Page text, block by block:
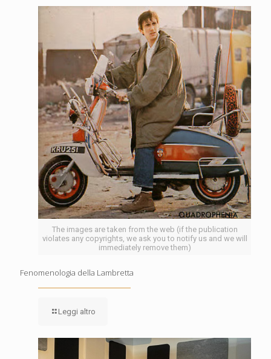
The images are taken from the web (if the publication
violates any copyrights, we ask you to notify us and we will
immediately remove them)
Fenomenologia della Lambretta
Leggi altro